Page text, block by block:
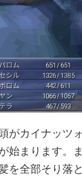
がカイナッツ
始まります。
を全部そり落